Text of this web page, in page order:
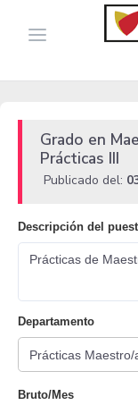
Grado en
Prácticas III
Publicado del:
Descripción del
Prácticas de
Departamento
Bruto/Mes